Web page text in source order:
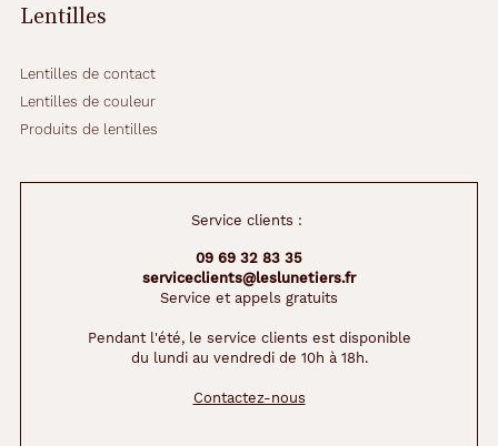
Lentilles
Lentilles de contact
Lentilles de couleur
Produits de lentilles
Service clients :
09 69 32 83 35
serviceclients@leslunetiers.fr
Service et appels gratuits
Pendant l'été, le service clients est disponible
du lundi au vendredi de 10h à 18h.
Contactez-nous